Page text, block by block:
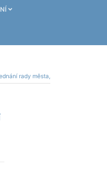
rady města,